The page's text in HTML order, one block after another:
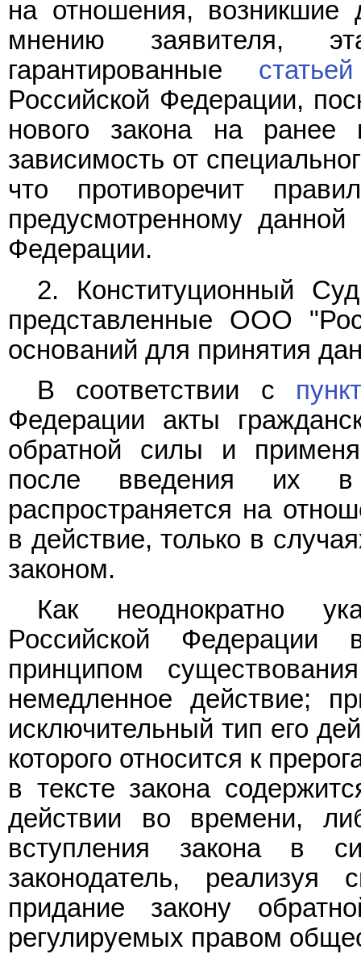
на отношения,
мнению заявителя,
гарантированные
Российской Федерации,
нового закона на ранее
зависимость от
что противоречит
предусмотренному данной
Федерации.
2. Конституционный
представленные ООО
оснований для принятия
В соответствии с
Федерации акты
обратной силы и
после введения их в
распространяется на
в действие, только в
законом.
Как неоднократно
Российской
принципом
немедленное действие;
исключительный тип его
которого относится к
в тексте закона
действии во времени,
вступления закона в
законодатель, реализуя
придание закону
регулируемых правом